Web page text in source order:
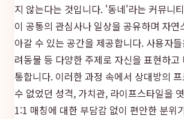
지 않는다는 것입니다. '동네'라는 커뮤니
이 공통의 관심사나 일상을 공유하며 자연
아갈 수 있는 공간을 제공합니다. 사용자
려동물 등 다양한 주제로 자신을 표현하고
통합니다. 이러한 과정 속에서 상대방의
수 없었던 성격, 가치관, 라이프스타일을
1:1 매칭에 대한 부담감 없이 편안한 분위